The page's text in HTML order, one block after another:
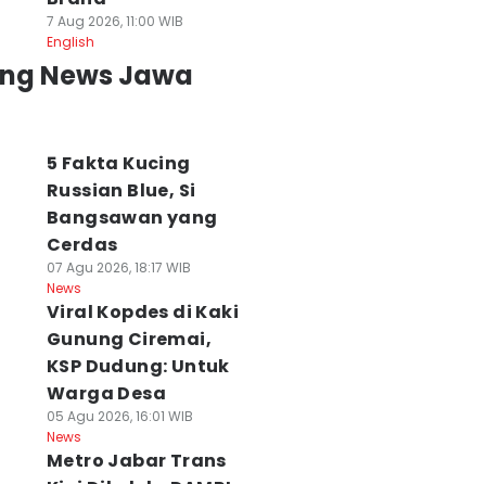
7 Aug 2026, 11:00 WIB
English
News Jawa
5 Fakta Kucing
Russian Blue, Si
Bangsawan yang
Cerdas
07 Agu 2026, 18:17 WIB
News
Viral Kopdes di Kaki
Gunung Ciremai,
KSP Dudung: Untuk
Warga Desa
05 Agu 2026, 16:01 WIB
News
Metro Jabar Trans